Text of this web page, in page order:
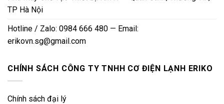
TP Hà Nội
Hotline / Zalo: 0984 666 480 — Email:
erikovn.sg@gmail.com
CHÍNH SÁCH CÔNG TY TNHH CƠ ĐIỆN LẠNH ERIKO
Chính sách đại lý